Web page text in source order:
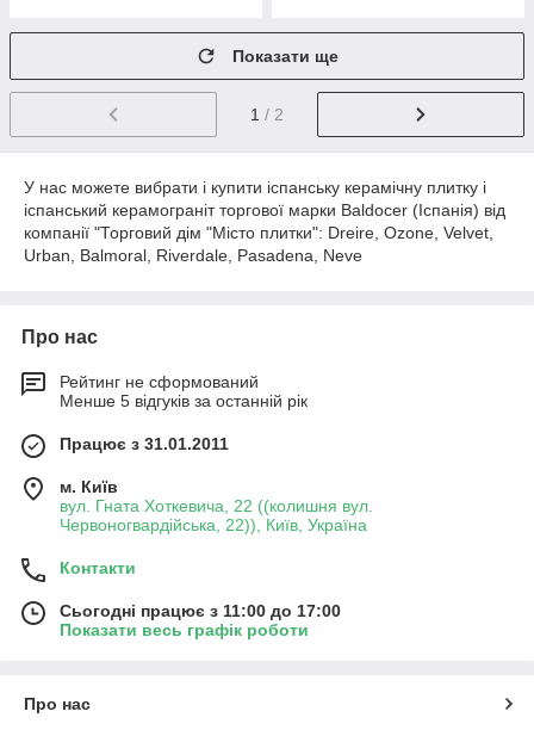
Показати ще
1 / 2
У нас можете вибрати і купити іспанську керамічну плитку і
іспанський керамограніт торгової марки Baldocer (Іспанія) від
компанії "Торговий дім "Місто плитки": Dreire, Ozone, Velvet,
Urban, Balmoral, Riverdale, Pasadena, Neve
Про нас
Рейтинг не сформований
Менше 5 відгуків за останній рік
Працює з 31.01.2011
м. Київ
вул. Гната Хоткевича, 22 ((колишня вул.
Червоногвардійська, 22)), Київ, Україна
Контакти
Сьогодні працює з 11:00 до 17:00
Показати весь графік роботи
Про нас